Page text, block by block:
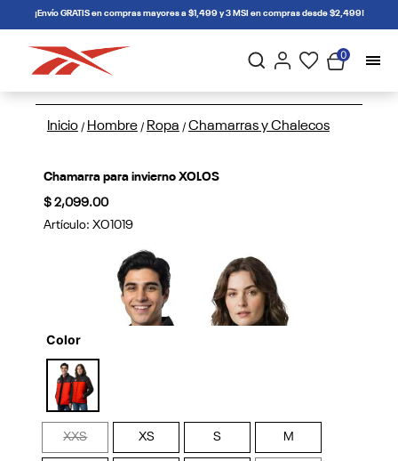
connectif¡Envío GRATIS en compras mayores a $1,499 y 3 MSI en compras desde $2,499!
0
Inicio / Hombre / Ropa / Chamarras y Chalecos
Chamarra para invierno XOLOS
$ 2,099.00
Artículo:XO1019
Previous
Color
selected
XXS XS S M